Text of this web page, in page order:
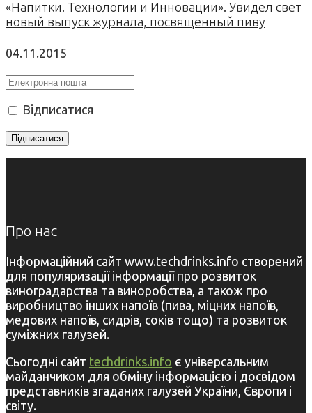
«Напитки. Технологии и Инновации». Увидел свет
новый выпуск журнала, посвященный пиву
04.11.2015
Відписатися
Про нас
Інформаційний сайт www.techdrinks.info створений
для популяризації інформації про розвиток
виноградарства та виноробства, а також про
виробництво інших напоїв (пива, міцних напоїв,
медових напоїв, сидрів, соків тощо) та розвиток
суміжних галузей.
Сьогодні сайт techdrinks.info є універсальним
майданчиком для обміну інформацією і досвідом
представників згаданих галузей України, Європи і
світу.